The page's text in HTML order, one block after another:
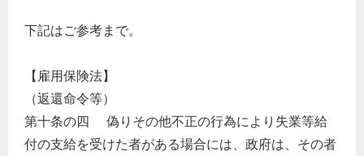
下記はご参考まで。
【雇用保険法】
（返還命令等）
第十条の四 偽りその他不正の行為により失業等給
付の支給を受けた者がある場合には、政府は、その者